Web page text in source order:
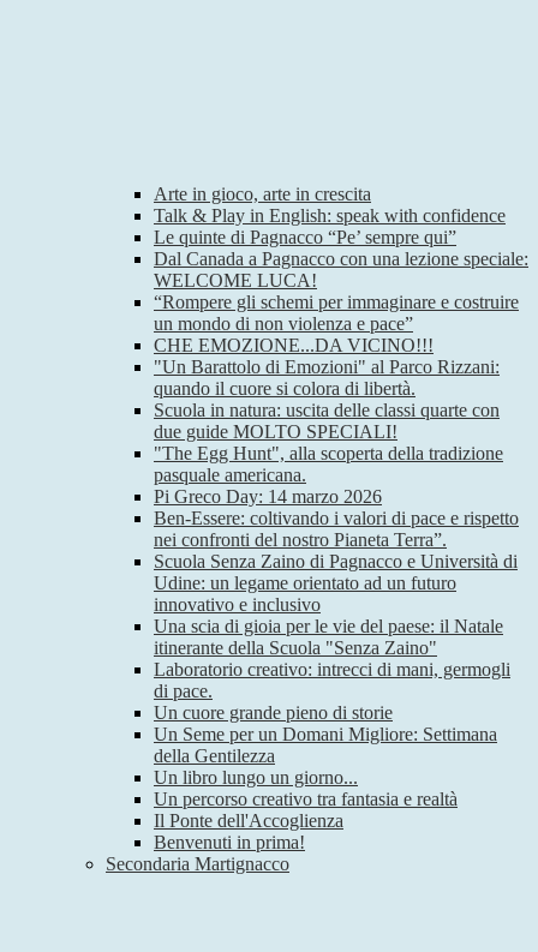
Arte in gioco, arte in crescita
Talk & Play in English: speak with confidence
Le quinte di Pagnacco “Pe’ sempre qui”
Dal Canada a Pagnacco con una lezione speciale:
WELCOME LUCA!
“Rompere gli schemi per immaginare e costruire
un mondo di non violenza e pace”
CHE EMOZIONE...DA VICINO!!!
"Un Barattolo di Emozioni" al Parco Rizzani:
quando il cuore si colora di libertà.
Scuola in natura: uscita delle classi quarte con
due guide MOLTO SPECIALI!
"The Egg Hunt", alla scoperta della tradizione
pasquale americana.
Pi Greco Day: 14 marzo 2026
Ben-Essere: coltivando i valori di pace e rispetto
nei confronti del nostro Pianeta Terra”.
Scuola Senza Zaino di Pagnacco e Università di
Udine: un legame orientato ad un futuro
innovativo e inclusivo
Una scia di gioia per le vie del paese: il Natale
itinerante della Scuola "Senza Zaino"
Laboratorio creativo: intrecci di mani, germogli
di pace.
Un cuore grande pieno di storie
Un Seme per un Domani Migliore: Settimana
della Gentilezza
Un libro lungo un giorno...
Un percorso creativo tra fantasia e realtà
Il Ponte dell'Accoglienza
Benvenuti in prima!
Secondaria Martignacco